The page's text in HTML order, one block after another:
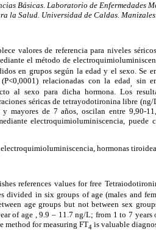
Básicas. Laboratorio de Enfermedades
la Salud. Universidad de Caldas.
valores de referencia para niveles
el método de
en grupos según la edad y el sexo. Se
relacionadas con la edad
sin
al sexo para dicha hormona. Los
séricas de tetrayodotironina libre (ng/
mayores de 7 años, oscilan entre 9,90-
electroquimioluminiscencia, puede
hormonas
references values for free
divided in six groups of age (males and
age groups but not between sex
of age , 9.9 – 11.7 ng/L; from 1 to 7
method for measuring FT4 is valuable